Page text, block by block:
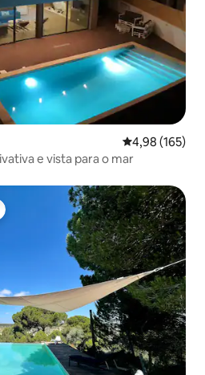
4,98 de uma
4,98 (165)
e vista para o mar